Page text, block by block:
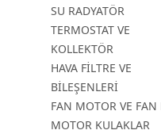
SU RADYATÖR
TERMOSTAT VE
KOLLEKTÖR
HAVA FİLTRE VE
BİLEŞENLERİ
FAN MOTOR VE FAN
MOTOR KULAKLAR